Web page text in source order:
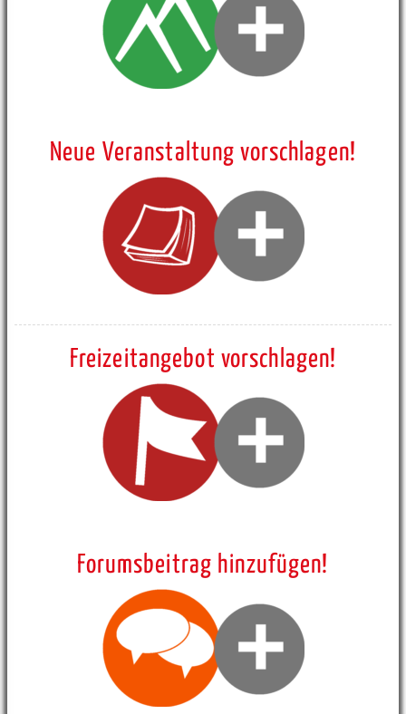
Neue Veranstaltung vorschlagen!
Freizeitangebot vorschlagen!
Forumsbeitrag hinzufügen!